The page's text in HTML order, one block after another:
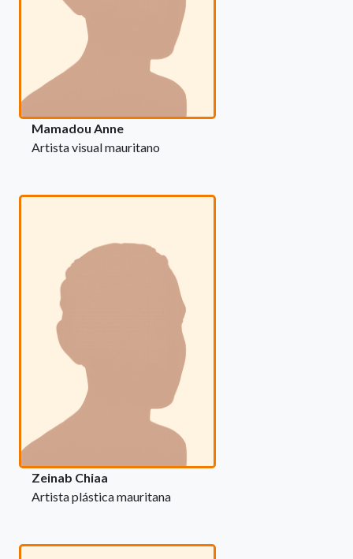
Mamadou Anne
Artista visual mauritano
Zeinab Chiaa
Artista plástica mauritana